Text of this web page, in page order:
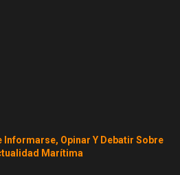
Informarse, Opinar Y Debatir Sobre
Marítima